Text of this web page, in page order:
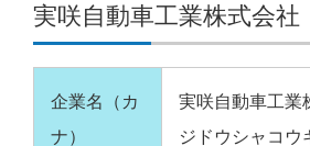
実咲自動車工業株式会社
企業名（カ
ナ）
実咲自動車工業
ジドウシャコウ